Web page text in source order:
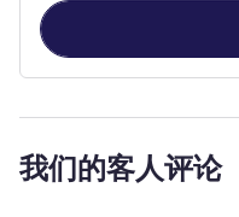
我们的客人评论